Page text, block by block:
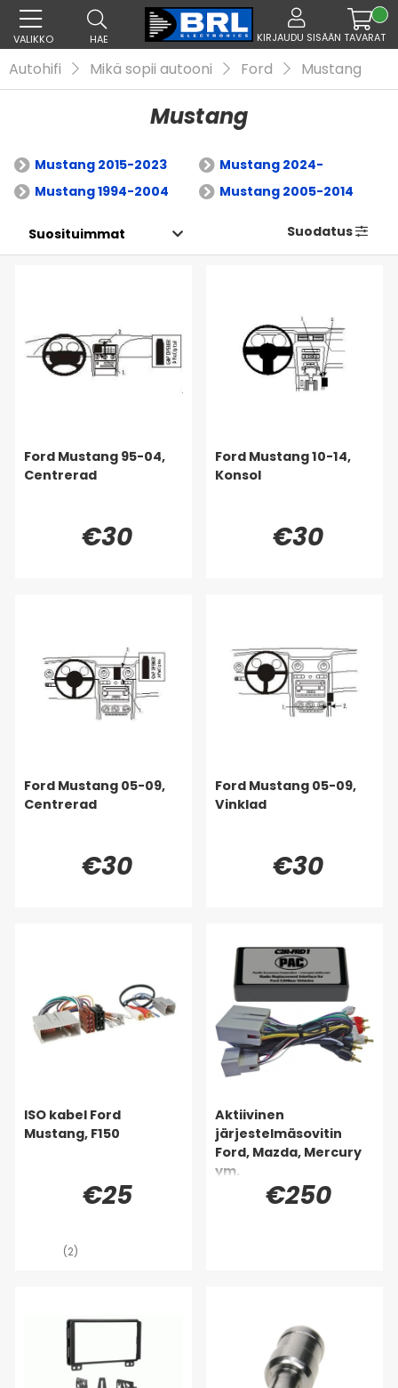
VALIKKO HAE KIRJAUDU SISÄÄN TAVARAT
Autohifi Mikä sopii autooni Ford Mustang
Mustang
Mustang 2015-2023
Mustang 2024-
Mustang 1994-2004
Mustang 2005-2014
Suodatus
Ford Mustang 95-04,
Centrerad
€30
Ford Mustang 10-14,
Konsol
€30
Ford Mustang 05-09,
Centrerad
€30
Ford Mustang 05-09,
Vinklad
€30
ISO kabel Ford
Mustang, F150
€25
(2)
Aktiivinen
järjestelmäsovitin
Ford, Mazda, Mercury
ym.
€250